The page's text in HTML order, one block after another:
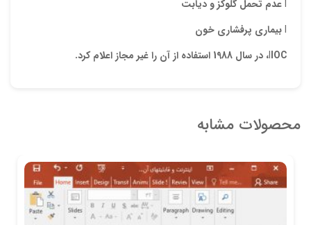
lعدم تحمل گلوکز و دیابت
lبیماری پرفشاری خون
lIOC، در سال 1988 استفاده از آن را غیر مجاز اعلام کرد.
محصولات مشابه